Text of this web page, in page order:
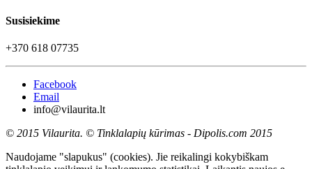
Susisiekime
+370 618 07735
Facebook
Email
info@vilaurita.lt
© 2015 Vilaurita. © Tinklalapių kūrimas - Dipolis.com 2015
Naudojame "slapukus" (cookies). Jie reikalingi kokybiškam